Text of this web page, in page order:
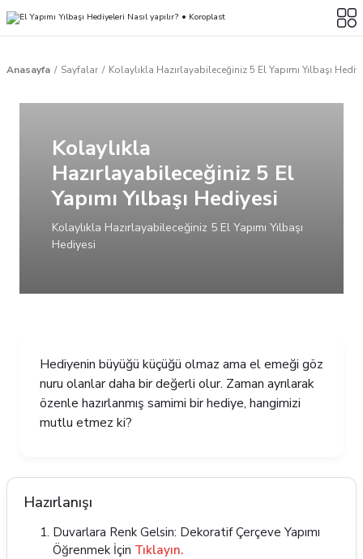
Anasayfa Sayfalar Kolaylıkla Hazırlayabileceğiniz 5 El Yapımı Yılbaşı
Kolaylıkla
Hazırlayabileceğiniz 5 El
Yapımı Yılbaşı Hediyesi
Kolaylıkla Hazırlayabileceğiniz 5 El Yapımı Yılbaşı
Hediyesi
Hediyenin büyüğü küçüğü olmaz ama el emeği göz
nuru olanlar daha bir değerli olur. Zaman ayrılarak
özenle hazırlanmış samimi bir hediye, hangimizi
mutlu etmez ki?
Hazırlanışı
Duvarlara Renk Gelsin: Dekoratif Çerçeve Yapımı
Öğrenmek İçin Tıklayın.